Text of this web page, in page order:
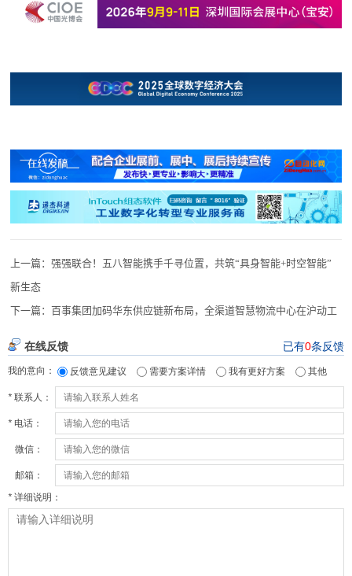
上一篇：强强联合！五八智能携手千寻位置，共筑“具身智能+时空智能”
新生态
下一篇：百事集团加码华东供应链新布局，全渠道智慧物流中心在沪动工